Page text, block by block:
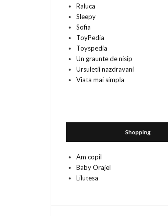
Raluca
Sleepy
Sofia
ToyPedia
Toyspedia
Un graunte de nisip
Ursuletii nazdravani
Viata mai simpla
Shopping
Am copil
Baby Orajel
Lilutesa